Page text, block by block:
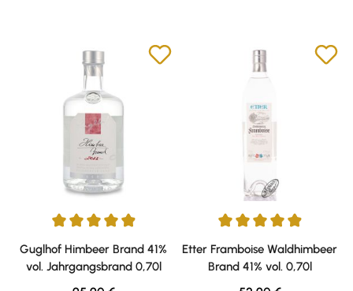
Durchschnittliche Bewertung von 4.95 von 5 Sternen
Guglhof Himbeer Brand 41%
vol. Jahrgangsbrand 0,70l
Durchschnittliche Bewertung
Etter Framboise Waldhimbeer
Brand 41% vol. 0,70l